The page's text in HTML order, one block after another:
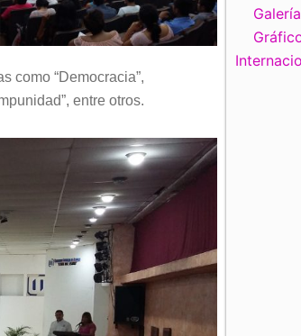
como “Democracia”,
entre otros.